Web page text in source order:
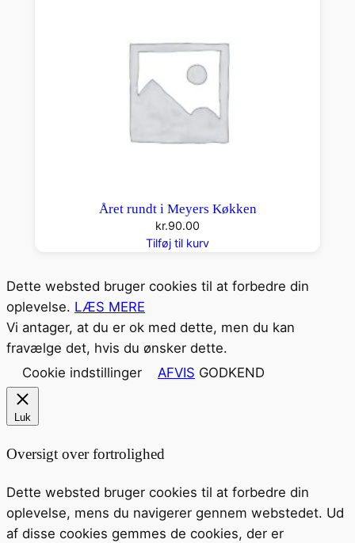
Året rundt i Meyers Køkken
kr.90.00
Tilføj til kurv
Dette websted bruger cookies til at forbedre din
oplevelse. LÆS MERE
Vi antager, at du er ok med dette, men du kan
fravælge det, hvis du ønsker dette.
Cookie indstillinger
AFVIS GODKEND
Luk
Oversigt over fortrolighed
Dette websted bruger cookies til at forbedre din
oplevelse, mens du navigerer gennem webstedet. Ud
af disse cookies gemmes de cookies, der er